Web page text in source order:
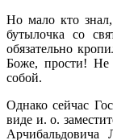
Но мало кто
бутылочка со
обязательно
Боже, прости! Не
собой.
Однако сейчас
виде и. о.
Арчибальдовича